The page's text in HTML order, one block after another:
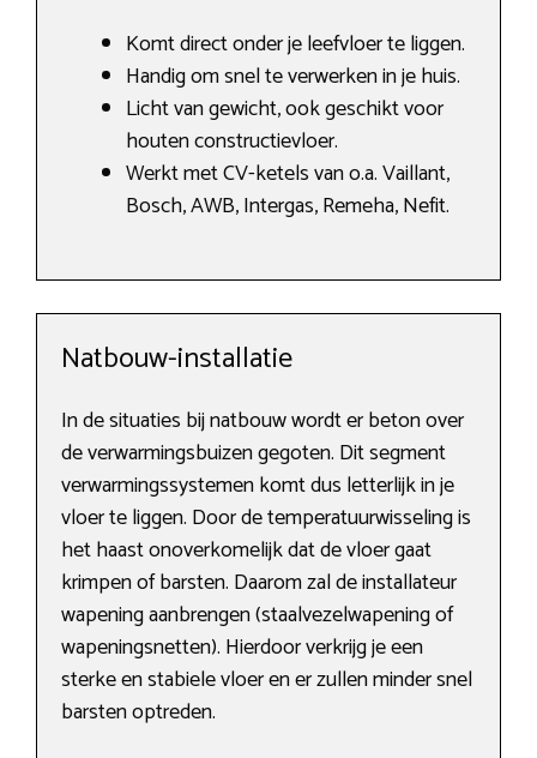
Komt direct onder je leefvloer te liggen.
Handig om snel te verwerken in je huis.
Licht van gewicht, ook geschikt voor
houten constructievloer.
Werkt met CV-ketels van o.a. Vaillant,
Bosch, AWB, Intergas, Remeha, Nefit.
Natbouw-installatie
In de situaties bij natbouw wordt er beton over
de verwarmingsbuizen gegoten. Dit segment
verwarmingssystemen komt dus letterlijk in je
vloer te liggen. Door de temperatuurwisseling is
het haast onoverkomelijk dat de vloer gaat
krimpen of barsten. Daarom zal de installateur
wapening aanbrengen (staalvezelwapening of
wapeningsnetten). Hierdoor verkrijg je een
sterke en stabiele vloer en er zullen minder snel
barsten optreden.